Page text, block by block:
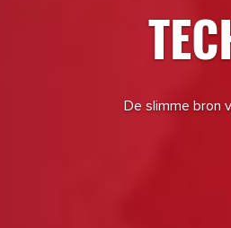
De slimme bron